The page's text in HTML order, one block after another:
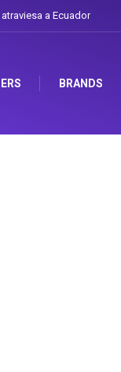
a Ecuador
BRANDS